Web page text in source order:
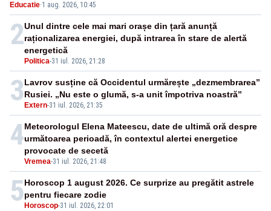
Educatie·1 aug. 2026, 10:45
2
Politica-31 iul. 2026, 21:28
Unul dintre cele mai mari orașe din țară anunță
raționalizarea energiei, după intrarea în stare de alertă
energetică
3 Extern-31 iul. 2026, 21:35
Lavrov susține că Occidentul urmărește „dezmembrarea”
Rusiei. „Nu este o glumă, s-a unit împotriva noastră”
4
Vremea-31 iul. 2026, 21:48
Meteorologul Elena Mateescu, date de ultimă oră despre
următoarea perioadă, în contextul alertei energetice
provocate de secetă
5 Horoscop-31 iul. 2026, 22:01
Horoscop 1 august 2026. Ce surprize au pregătit astrele
pentru fiecare zodie